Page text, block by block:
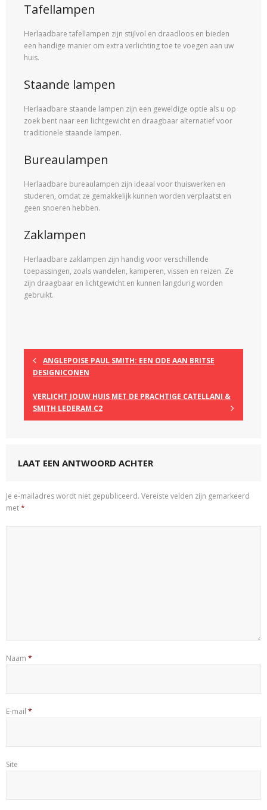
Tafellampen
Herlaadbare tafellampen zijn stijlvol en draadloos en bieden
een handige manier om extra verlichting toe te voegen aan uw
huis.
Staande lampen
Herlaadbare staande lampen zijn een geweldige optie als u op
zoek bent naar een lichtgewicht en draagbaar alternatief voor
traditionele staande lampen.
Bureaulampen
Herlaadbare bureaulampen zijn ideaal voor thuiswerken en
studeren, omdat ze gemakkelijk kunnen worden verplaatst en
geen snoeren hebben.
Zaklampen
Herlaadbare zaklampen zijn handig voor verschillende
toepassingen, zoals wandelen, kamperen, vissen en reizen. Ze
zijn draagbaar en lichtgewicht en kunnen langdurig worden
gebruikt.
ANGLEPOISE PAUL SMITH: EEN ODE AAN BRITSE
DESIGNICONEN
VERLICHT JOUW HUIS MET DE PRACHTIGE CATELLANI &
SMITH LEDERAM C2
LAAT EEN ANTWOORD ACHTER
Je e-mailadres wordt niet gepubliceerd. Vereiste velden zijn gemarkeerd
met*
Naam *
E-mail *
Site